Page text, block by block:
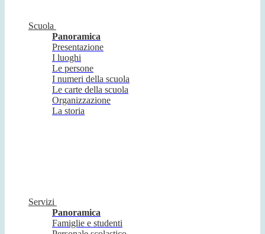
Scuola
Panoramica
Presentazione
I luoghi
Le persone
I numeri della scuola
Le carte della scuola
Organizzazione
La storia
Servizi
Panoramica
Famiglie e studenti